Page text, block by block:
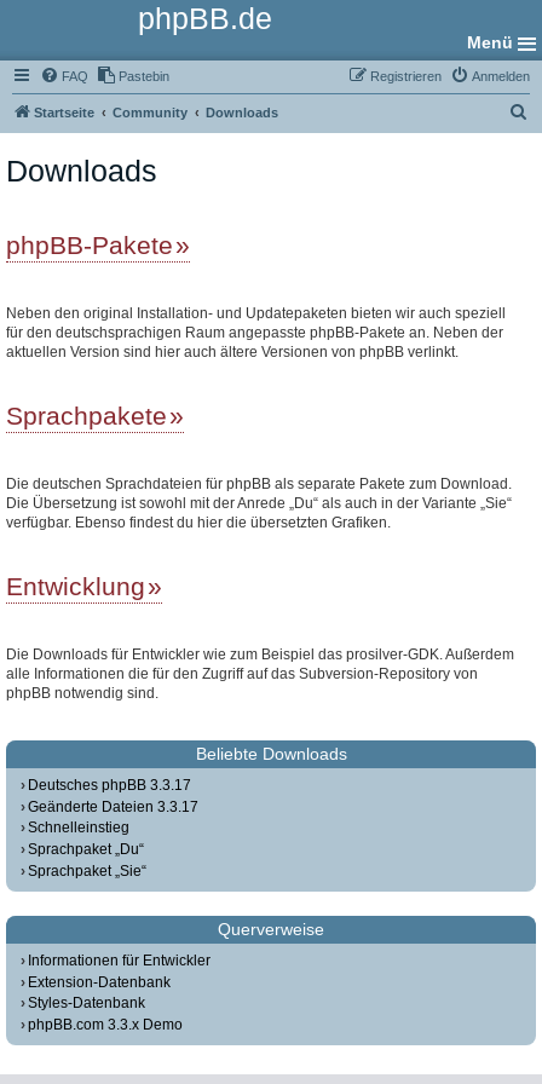
phpBB.de
Menü
FAQ Pastebin Anmelden
Registrieren
Startseite Community Downloads
Downloads
phpBB-Pakete
Neben den original Installation- und Updatepaketen bieten wir auch speziell
für den deutschsprachigen Raum angepasste phpBB-Pakete an. Neben der
aktuellen Version sind hier auch ältere Versionen von phpBB verlinkt.
Sprachpakete
Die deutschen Sprachdateien für phpBB als separate Pakete zum Download.
Die Übersetzung ist sowohl mit der Anrede „Du“ als auch in der Variante „Sie“
verfügbar. Ebenso findest du hier die übersetzten Grafiken.
Entwicklung
Die Downloads für Entwickler wie zum Beispiel das prosilver-GDK. Außerdem
alle Informationen die für den Zugriff auf das Subversion-Repository von
phpBB notwendig sind.
Beliebte Downloads
Deutsches phpBB 3.3.17
Geänderte Dateien 3.3.17
Schnelleinstieg
Sprachpaket „Du“
Sprachpaket „Sie“
Querverweise
Informationen für Entwickler
Extension-Datenbank
Styles-Datenbank
phpBB.com 3.3.x Demo